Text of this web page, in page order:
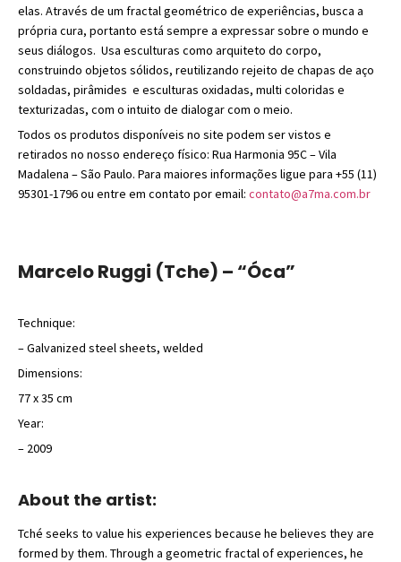
elas. Através de um fractal geométrico de experiências, busca a
própria cura, portanto está sempre a expressar sobre o mundo e
seus diálogos. Usa esculturas como arquiteto do corpo,
construindo objetos sólidos, reutilizando rejeito de chapas de aço
soldadas, pirâmides e esculturas oxidadas, multi coloridas e
texturizadas, com o intuito de dialogar com o meio.
Todos os produtos disponíveis no site podem ser vistos e
retirados no nosso endereço físico: Rua Harmonia 95C – Vila
Madalena – São Paulo. Para maiores informações ligue para +55 (11)
95301-1796 ou entre em contato por email: contato@a7ma.com.br
Marcelo Ruggi (Tche) – “Óca”
Technique:
– Galvanized steel sheets, welded
Dimensions:
77 x 35 cm
Year:
– 2009
About the artist:
Tché seeks to value his experiences because he believes they are
formed by them. Through a geometric fractal of experiences, he